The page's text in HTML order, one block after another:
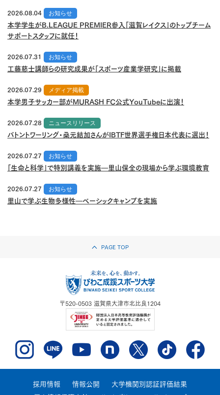
2026.08.04
お知らせ
本学学生がB.LEAGUE PREMIER参入「滋賀レイクス」のトップチーム
サポートスタッフに就任！
2026.07.31
お知らせ
工藤慈士講師らの研究成果が「スポーツ産業学研究」に掲載
2026.07.29
メディア掲載
本学男子サッカー部がMURASH FC公式YouTubeに出演！
2026.07.28
ニュースリリース
バトントワーリング・桑元結加さんがIBTF世界選手権日本代表に選出！
2026.07.27
お知らせ
「生命と科学」で特別講義を実施―里山保全の現場から学ぶ環境教育
2026.07.27
お知らせ
里山で学ぶ生物多様性―ベーシックキャンプを実施
PAGE TOP
〒520-0503 滋賀県大津市北比良1204
採用情報 情報公開
大学機関別認証評価結果